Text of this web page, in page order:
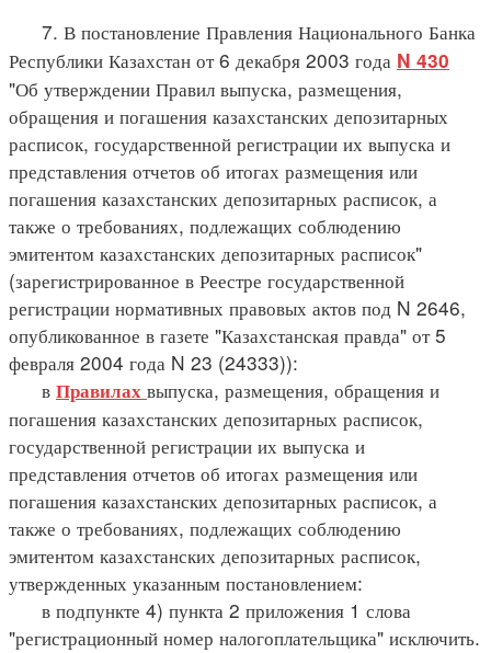
7. В постановление Правления Национального Банка
Республики Казахстан от 6 декабря 2003 года N 430
"Об утверждении Правил выпуска, размещения,
обращения и погашения казахстанских депозитарных
расписок, государственной регистрации их выпуска и
представления отчетов об итогах размещения или
погашения казахстанских депозитарных расписок, а
также о требованиях, подлежащих соблюдению
эмитентом казахстанских депозитарных расписок"
(зарегистрированное в Реестре государственной
регистрации нормативных правовых актов под N 2646,
опубликованное в газете "Казахстанская правда" от 5
февраля 2004 года N 23 (24333)):
в Правилах выпуска, размещения, обращения и
погашения казахстанских депозитарных расписок,
государственной регистрации их выпуска и
представления отчетов об итогах размещения или
погашения казахстанских депозитарных расписок, а
также о требованиях, подлежащих соблюдению
эмитентом казахстанских депозитарных расписок,
утвержденных указанным постановлением:
в подпункте 4) пункта 2 приложения 1 слова
"регистрационный номер налогоплательщика" исключить.